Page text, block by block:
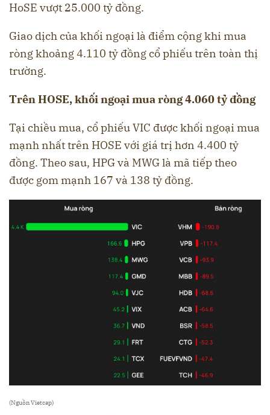
HoSE vượt 25.000 tỷ đồng.
Giao dịch của khối ngoại là điểm cộng khi mua
ròng khoảng 4.110 tỷ đồng cổ phiếu trên toàn thị
trường.
Trên HOSE, khối ngoại mua ròng 4.060 tỷ đồng
Tại chiều mua, cổ phiếu VIC được khối ngoại mua
mạnh nhất trên HOSE với giá trị hơn 4.400 tỷ
đồng. Theo sau, HPG và MWG là mã tiếp theo
được gom mạnh 167 và 138 tỷ đồng.
(Nguồn Vietcap)